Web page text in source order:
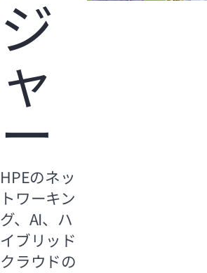
ジ
ャ
ー
HPEのネッ
トワーキン
グ、AI、ハ
イブリッド
クラウドの